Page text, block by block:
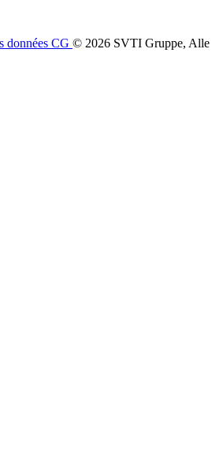
données CG © 2026 SVTI Gruppe, Alle